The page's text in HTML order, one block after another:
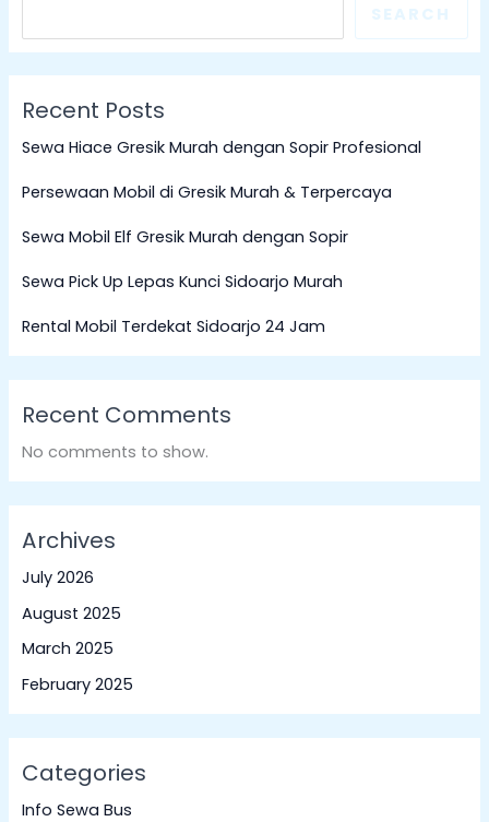
SEARCH
Recent Posts
Sewa Hiace Gresik Murah dengan Sopir Profesional
Persewaan Mobil di Gresik Murah & Terpercaya
Sewa Mobil Elf Gresik Murah dengan Sopir
Sewa Pick Up Lepas Kunci Sidoarjo Murah
Rental Mobil Terdekat Sidoarjo 24 Jam
Recent Comments
No comments to show.
Archives
July 2026
August 2025
March 2025
February 2025
Categories
Info Sewa Bus